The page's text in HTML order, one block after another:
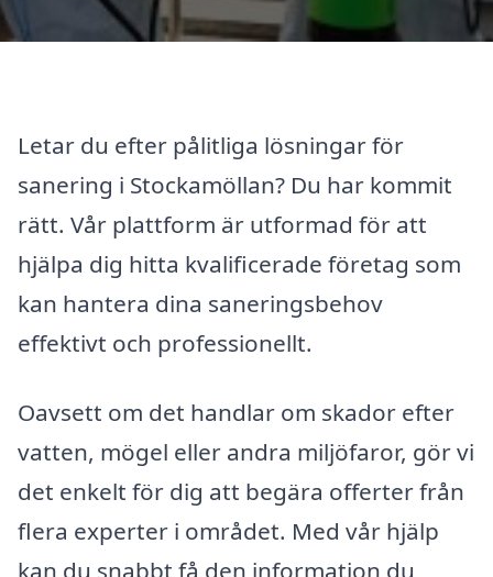
Letar du efter pålitliga lösningar för
sanering i Stockamöllan? Du har kommit
rätt. Vår plattform är utformad för att
hjälpa dig hitta kvalificerade företag som
kan hantera dina saneringsbehov
effektivt och professionellt.
Oavsett om det handlar om skador efter
vatten, mögel eller andra miljöfaror, gör vi
det enkelt för dig att begära offerter från
flera experter i området. Med vår hjälp